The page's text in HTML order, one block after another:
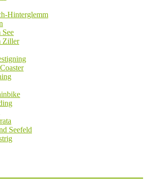
Hinterglemm
See
Ziller
Seefeld